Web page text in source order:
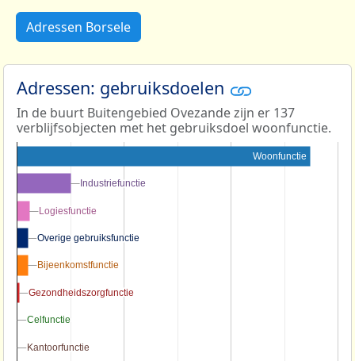
Adressen Borsele
Adressen: gebruiksdoelen
In de buurt Buitengebied Ovezande zijn er 137
verblijfsobjecten met het gebruiksdoel woonfunctie.
Woonfunctie
Industriefunctie
Industriefunctie
Logiesfunctie
Logiesfunctie
Overige gebruiksfunctie
Overige gebruiksfunctie
Bijeenkomstfunctie
Bijeenkomstfunctie
Gezondheidszorgfunctie
Gezondheidszorgfunctie
Celfunctie
Celfunctie
Kantoorfunctie
Kantoorfunctie